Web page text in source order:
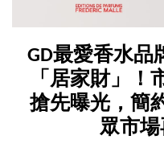
GD最愛香水品
「居家財」！
搶先曝光，簡
眾市